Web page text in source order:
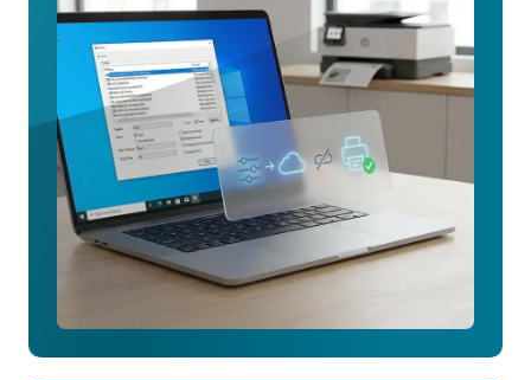
の
機
能
を
る